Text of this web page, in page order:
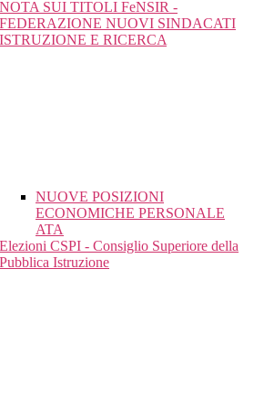
NOTA SUI TITOLI FeNSIR -
FEDERAZIONE NUOVI SINDACATI
ISTRUZIONE E RICERCA
NUOVE POSIZIONI
ECONOMICHE PERSONALE
ATA
Elezioni CSPI - Consiglio Superiore della
Pubblica Istruzione